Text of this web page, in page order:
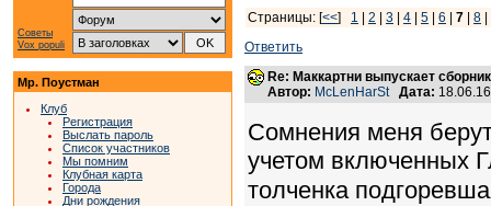
Советы
Vox populi
Мр. Поустман
Клуб
Регистрация
Выслать пароль
Список участников
Мы помним
Клубная карта
Города
Дни рождения
Страницы: [<<] 1 2 3 4 5 6 7 8
Ответить
Re: Маккартни выпускает
Автор: McLenHarSt Дата:
Сомнения меня
учетом включенных
толченка